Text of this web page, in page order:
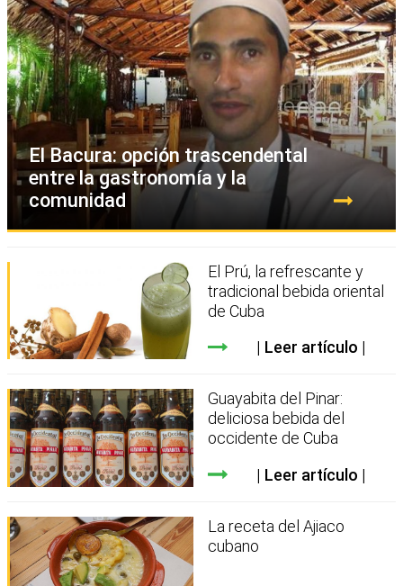
El Bacura: opción trascendental
entre la gastronomía y la
comunidad
El Prú, la refrescante y
tradicional bebida oriental
de Cuba
Leer artículo
Guayabita del Pinar:
deliciosa bebida del
occidente de Cuba
Leer artículo
La receta del Ajiaco
cubano